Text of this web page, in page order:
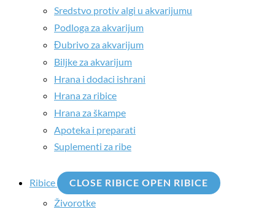
Sredstvo protiv algi u akvarijumu
Podloga za akvarijum
Đubrivo za akvarijum
Biljke za akvarijum
Hrana i dodaci ishrani
Hrana za ribice
Hrana za škampe
Apoteka i preparati
Suplementi za ribe
Ribice CLOSE RIBICE OPEN RIBICE
Živorotke